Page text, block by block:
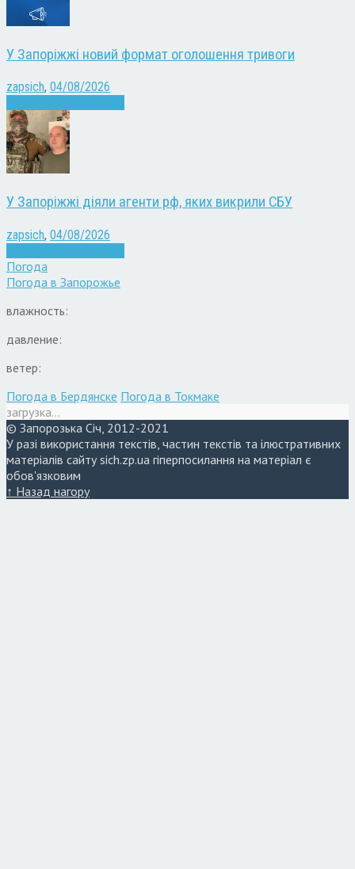
У Запоріжжі новий формат оголошення тривоги
zapsich, 04/08/2026
У Запоріжжі діяли агенти рф, яких викрили СБУ
zapsich, 04/08/2026
Погода
Погода в Запорожье
влажность:
давление:
ветер:
Погода в Бердянске Погода в Токмаке
загрузка...
© Запорозька Січ, 2012-2021
У разі використання текстів, частин текстів та ілюстративних
матеріалів сайту sich.zp.ua гіперпосилання на матеріал є
обов'язковим
↑ Назад нагору